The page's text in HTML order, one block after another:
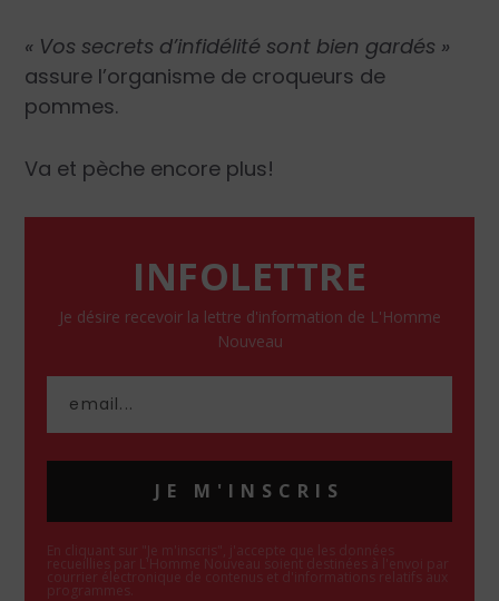
« Vos secrets d’infidélité sont bien gardés »
assure l’organisme de croqueurs de
pommes.
Va et pèche encore plus!
INFOLETTRE
Je désire recevoir la lettre d'information de L'Homme
Nouveau
JE M'INSCRIS
En cliquant sur "Je m'inscris", j'accepte que les données
recueillies par L'Homme Nouveau soient destinées à l'envoi par
courrier électronique de contenus et d'informations relatifs aux
programmes.